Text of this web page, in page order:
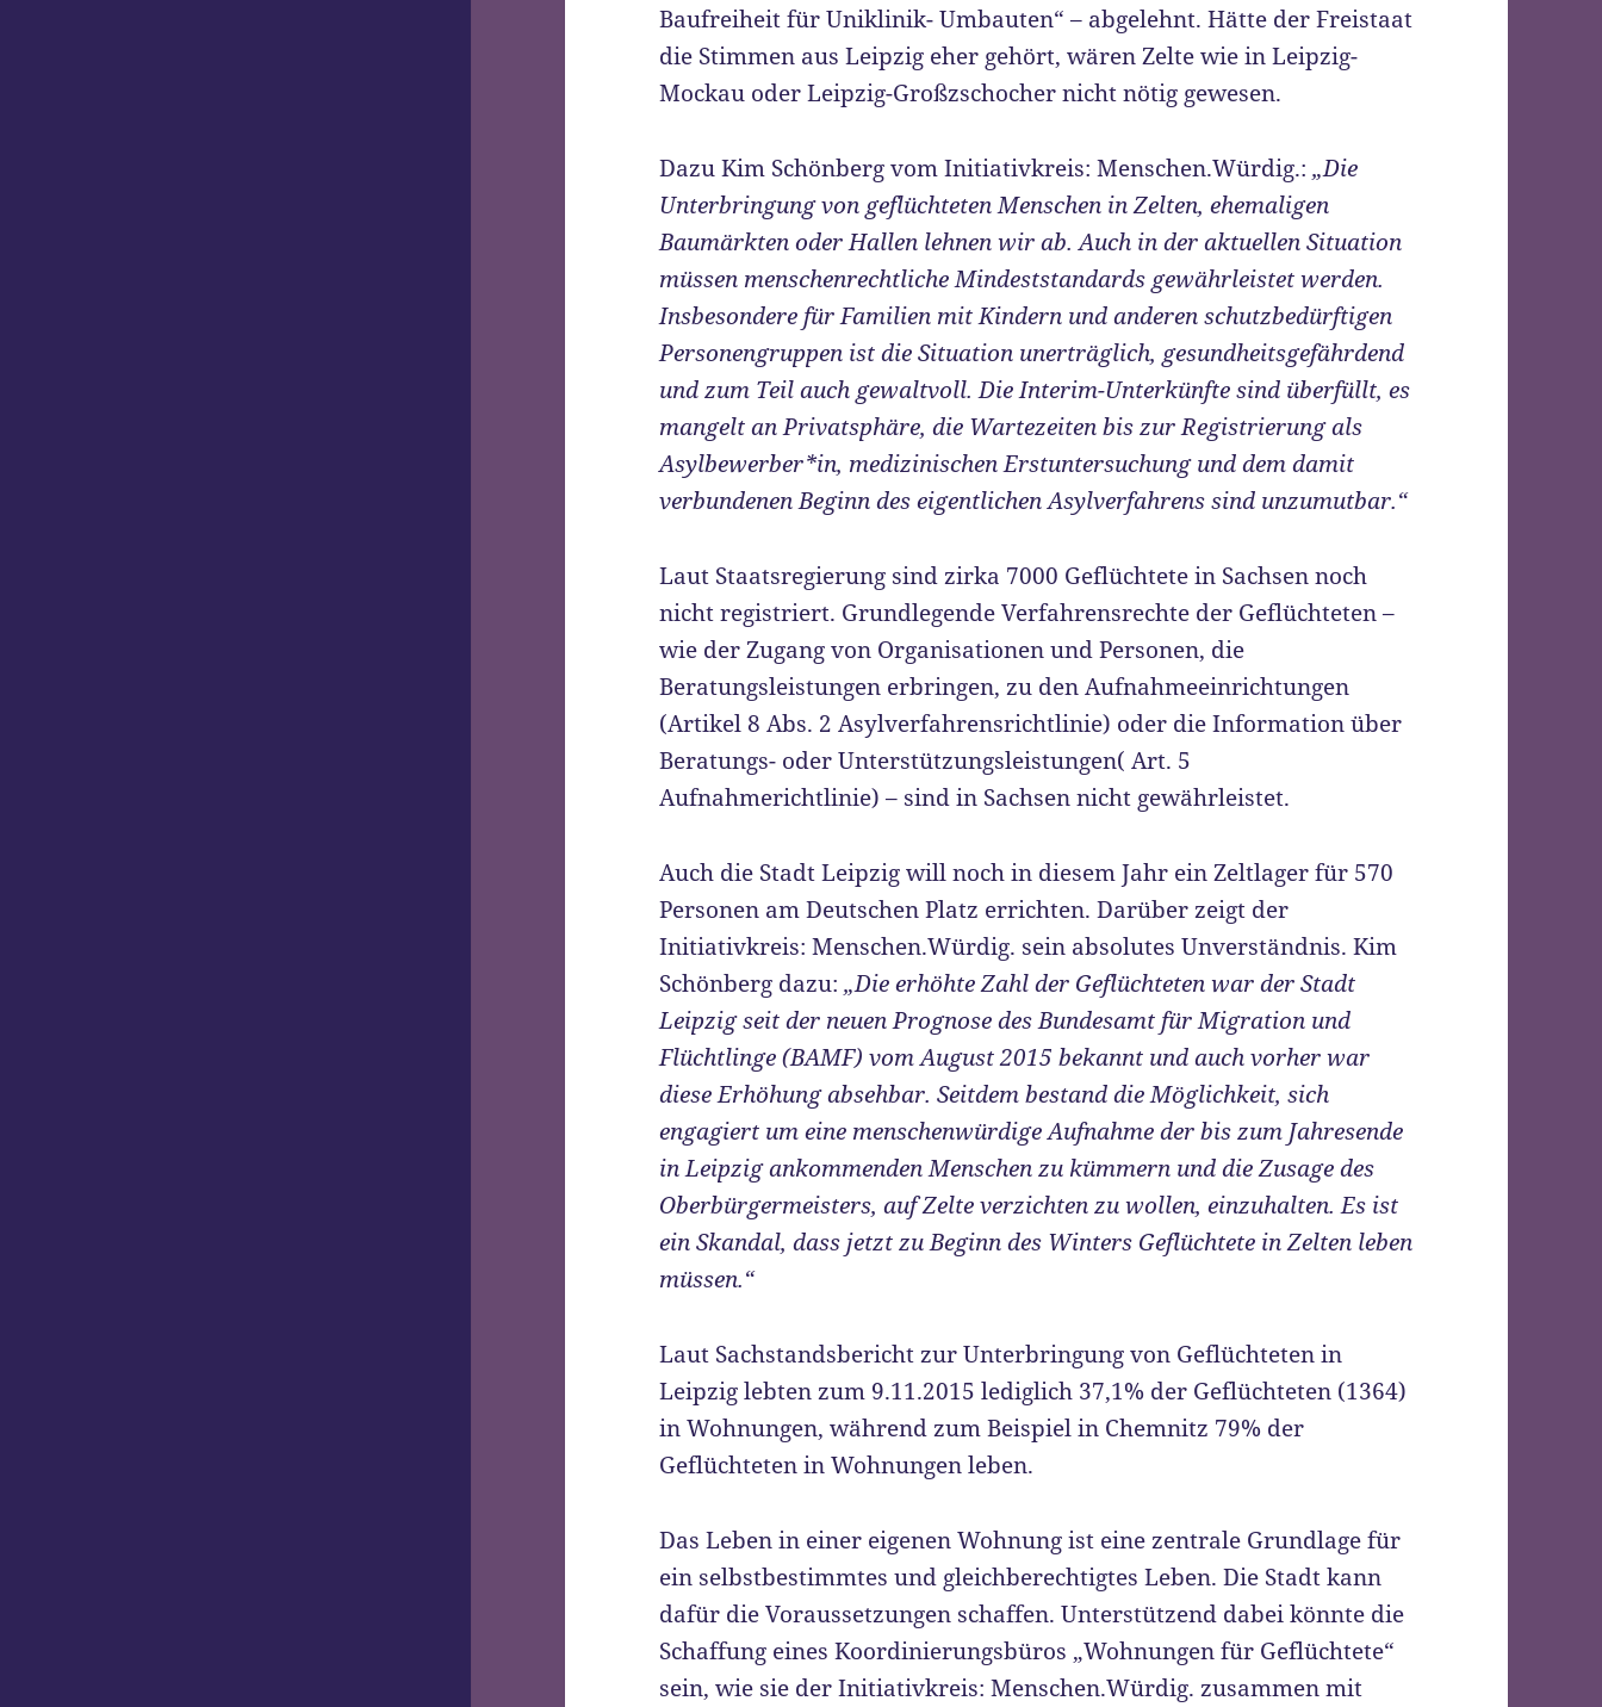
Baufreiheit für Uniklinik- Umbauten“ – abgelehnt. Hätte der Freistaat
die Stimmen aus Leipzig eher gehört, wären Zelte wie in Leipzig-
Mockau oder Leipzig-Großzschocher nicht nötig gewesen.
Dazu Kim Schönberg vom Initiativkreis: Menschen.Würdig.:„Die
Unterbringung von geflüchteten Menschen in Zelten, ehemaligen
Baumärkten oder Hallen lehnen wir ab. Auch in der aktuellen Situation
müssen menschenrechtliche Mindeststandards gewährleistet werden.
Insbesondere für Familien mit Kindern und anderen schutzbedürftigen
Personengruppen ist die Situation unerträglich, gesundheitsgefährdend
und zum Teil auch gewaltvoll. Die Interim-Unterkünfte sind überfüllt, es
mangelt an Privatsphäre, die Wartezeiten bis zur Registrierung als
Asylbewerber*in, medizinischen Erstuntersuchung und dem damit
verbundenen Beginn des eigentlichen Asylverfahrens sind unzumutbar.“
Laut Staatsregierung sind zirka 7000 Geflüchtete in Sachsen noch
nicht registriert. Grundlegende Verfahrensrechte der Geflüchteten –
wie der Zugang von Organisationen und Personen, die
Beratungsleistungen erbringen, zu den Aufnahmeeinrichtungen
(Artikel 8 Abs. 2 Asylverfahrensrichtlinie) oder die Information über
Beratungs- oder Unterstützungsleistungen( Art. 5
Aufnahmerichtlinie) – sind in Sachsen nicht gewährleistet.
Auch die Stadt Leipzig will noch in diesem Jahr ein Zeltlager für 570
Personen am Deutschen Platz errichten. Darüber zeigt der
Initiativkreis: Menschen.Würdig. sein absolutes Unverständnis. Kim
Schönberg dazu:„Die erhöhte Zahl der Geflüchteten war der Stadt
Leipzig seit der neuen Prognose des Bundesamt für Migration und
Flüchtlinge (BAMF) vom August 2015 bekannt und auch vorher war
diese Erhöhung absehbar. Seitdem bestand die Möglichkeit, sich
engagiert um eine menschenwürdige Aufnahme der bis zum Jahresende
in Leipzig ankommenden Menschen zu kümmern und die Zusage des
Oberbürgermeisters, auf Zelte verzichten zu wollen, einzuhalten. Es ist
ein Skandal, dass jetzt zu Beginn des Winters Geflüchtete in Zelten leben
müssen.“
Laut Sachstandsbericht zur Unterbringung von Geflüchteten in
Leipzig lebten zum 9.11.2015 lediglich 37,1% der Geflüchteten (1364)
in Wohnungen, während zum Beispiel in Chemnitz 79% der
Geflüchteten in Wohnungen leben.
Das Leben in einer eigenen Wohnung ist eine zentrale Grundlage für
ein selbstbestimmtes und gleichberechtigtes Leben. Die Stadt kann
dafür die Voraussetzungen schaffen. Unterstützend dabei könnte die
Schaffung eines Koordinierungsbüros „Wohnungen für Geflüchtete“
sein, wie sie der Initiativkreis: Menschen.Würdig. zusammen mit